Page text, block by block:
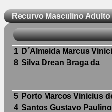
Recurvo Masculino Adulto
1 D´Almeida Marcus
8 Silva Drean Braga da
5 Porto Marcos Vinicius
4 Santos Gustavo Paulino